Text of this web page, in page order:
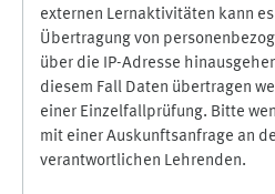
externen Lernaktivitäten kann
Übertragung von
über die IP-Adresse
diesem Fall Daten übertragen
einer Einzelfallprüfung. Bitte
mit einer Auskunftsanfrage an
verantwortlichen Lehrenden.